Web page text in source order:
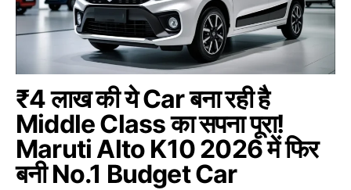
₹4 लाख की ये Car बना रही है
Middle Class का सपना पूरा!
Maruti Alto K10 2026 में फिर
बनी No.1 Budget Car